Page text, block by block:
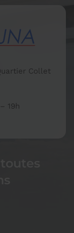
Collet
19h